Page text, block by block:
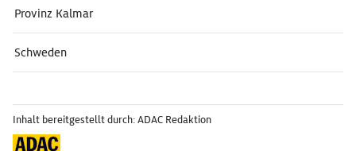
Provinz Kalmar
Schweden
Inhalt bereitgestellt durch: ADAC Redaktion